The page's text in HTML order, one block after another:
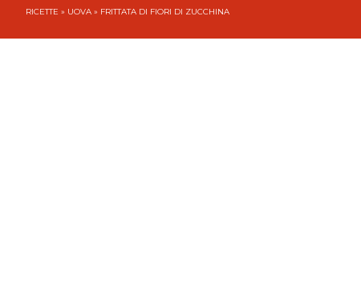
RICETTE » UOVA » FRITTATA DI FIORI DI ZUCCHINA